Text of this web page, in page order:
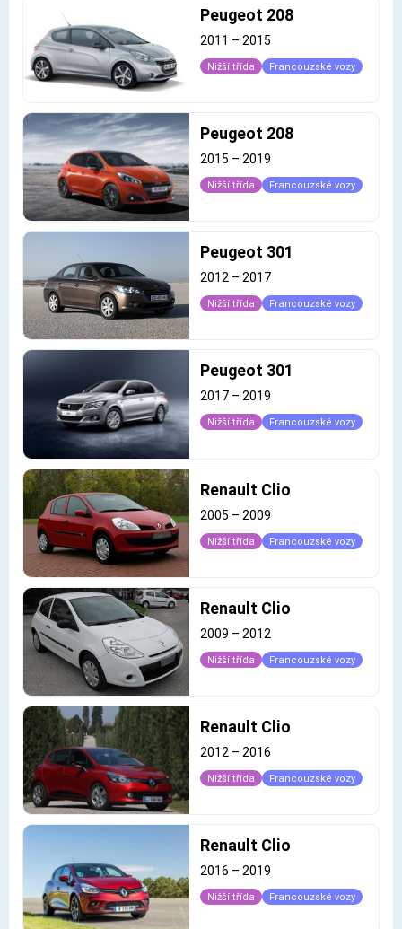
Peugeot 208
2011 – 2015
Nižší třída Francouzské vozy
Peugeot 208
2015 – 2019
Nižší třída Francouzské vozy
Peugeot 301
2012 – 2017
Nižší třída Francouzské vozy
Peugeot 301
2017 – 2019
Nižší třída Francouzské vozy
Renault Clio
2005 – 2009
Nižší třída Francouzské vozy
Renault Clio
2009 – 2012
Nižší třída Francouzské vozy
Renault Clio
2012 – 2016
Nižší třída Francouzské vozy
Renault Clio
2016 – 2019
Nižší třída Francouzské vozy